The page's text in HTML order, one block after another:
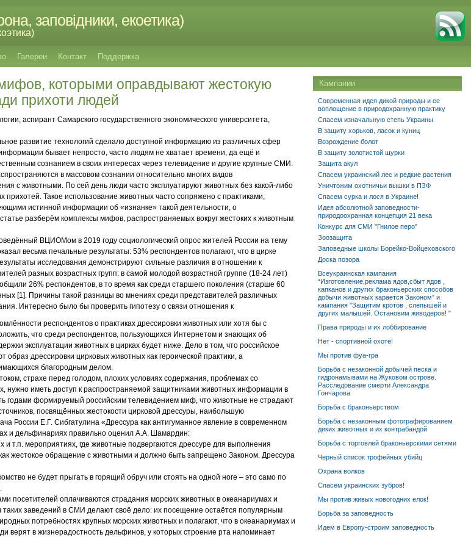
заповідники, екоетика)
Галереи Контакт Поддержка
которыми оправдывают жестокую
прихоти людей
аспирант Самарского государственного экономического университета,
развитие технологий сделало доступной информацию из различных сфер
бывает непросто, часто людям не хватает времени, да ещё и
сознанием в своих интересах через телевидение и другие крупные СМИ.
в массовом сознании относительно многих видов
с животными. По сей день люди часто эксплуатируют животных без какой-либо
прихотей. Такое использование животных часто сопряжено с практиками,
истинной информации об «изнанке» такой деятельности, о
разберём комплексы мифов, распространяемых вокруг жестоких к животным
ВЦИОМом в 2019 году социологический опрос жителей России на тему
весьма печальные результаты: 53% респондентов полагают, что в цирке
исследования демонстрируют сильные различия в отношении к
разных возрастных групп: в самой молодой возрастной группе (18-24 лет)
26% респондентов, в то время как среди старшего поколения (старше 60
[1]. Причины такой разницы во мнениях среди представителей различных
Интересно было бы проверить гипотезу о связи отношения к
респондентов о практиках дрессировки животных или хотя бы с
что среди респондентов, пользующихся Интернетом и знающих об
эксплуатации животных в цирках будет ниже. Дело в том, что российское
дрессировки цирковых животных как героической практики, а
благородным делом.
страхе перед голодом, плохих условиях содержания, проблемах со
нужно иметь доступ к распространяемой защитниками животных информации в
годами формируемый российским телевидением миф, что животные не страдают
посвящённых жестокости цирковой дрессуры, наибольшую
России Е.Г. Сибгатулина «Дрессура как антигуманное явление в современном
и дельфинариях правильно оценил А.А. Шамардин:
т.п. мероприятиях, где животные подвергаются дрессуре для выполнения
жестокое обращение с животными и должно быть запрещено Законом. Дрессура
не будет прыгать в горящий обруч или стоять на одной ноге – это само по
посетителей оплачиваются страдания морских животных в океанариумах и
заведений в СМИ делают своё дело: их посещение остаётся популярным
потребностях крупных морских животных и полагают, что в океанариумах и
верят в жизнерадостность дельфинов, у которых строение рта напоминает
Кампании
Современная идея дикой природы и ее
воплощение в природохранную практику
Спасем изначальную степь Украины
В защиту хорьков, ласок и куниц
Возрождение болот
В защиту золотистой щурки
Защита акул
Спасем украинский лес и редкие растения
Уничтожим охотничьи вышки в ПЗФ
Спасем сурка и лося в Украине!
Идея абсолютной заповедности-
природоохранная концепция 21 века
Конкурс для СМИ "Гнилое перо"
Зоозащита
Заповедные школы Борейко-Войцеховского
Доска позора
Всеукраинская кампания
“Изготовление,реклама ядов,сбыт ядов ,
капканов и других браконьерских способов
добычи животных карается Законом” и
кампания "Защитим кротов , слепышей и
других малышей. Остановим живодеров! "
Права природы и их лоббирование
Нет - спортивной охоте!
Мы против фуа-гра
Борьба с незаконной добычей песка и
гидронамывами на Жуковом острове.
Расследование смерти Александра
Гончарова
Борьба с браконьерством
Борьба с незаконным фотографированием
диких животных и их контрабандой
Борьба с торговлей браконьерскими сетями
Черный список трофейных убийц
Охрана волков
Спасем украинских зубров!
Мы против живых новогодних елок!
Борьба за заповедность
Идем в Европу-строим заповедность